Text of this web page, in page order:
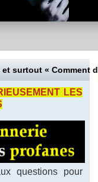
surtout « Comment
LES
questions pour